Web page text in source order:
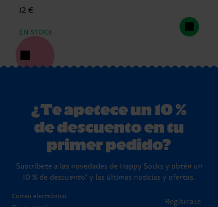
12 €
EN STOCK
¿Te apetece un 10 %
de descuento en tu
primer pedido?
Suscríbete a las novedades de Happy Socks y obtén un
10 % de descuento* y las últimas noticias y ofertas.
Correo electrónico
Regístrate